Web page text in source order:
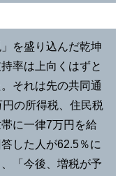
を盛り込んだ乾坤
率は上向くはずと
それは先の共同通
の所得税、住民税
に一律7万円を給
した人が62.5％に
「今後、増税が予